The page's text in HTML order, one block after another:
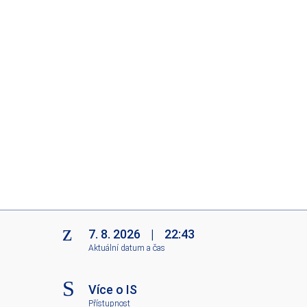
7. 8. 2026 | 22:43
Aktuální datum a čas
Více o IS
Přístupnost